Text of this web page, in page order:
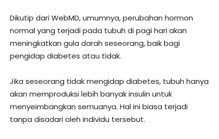
Dikutip dari WebMD, umumnya, perubahan hormon
normal yang terjadi pada tubuh di pagi hari akan
meningkatkan gula darah seseorang, baik bagi
pengidap diabetes atau tidak.
Jika seseorang tidak mengidap diabetes, tubuh hanya
akan memproduksi lebih banyak insulin untuk
menyeimbangkan semuanya. Hal ini biasa terjadi
tanpa disadari oleh individu tersebut.